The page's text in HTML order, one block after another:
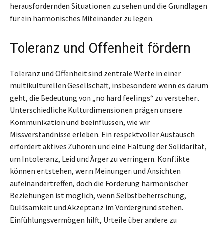
herausfordernden Situationen zu sehen und die Grundlagen
für ein harmonisches Miteinander zu legen.
Toleranz und Offenheit fördern
Toleranz und Offenheit sind zentrale Werte in einer
multikulturellen Gesellschaft, insbesondere wenn es darum
geht, die Bedeutung von „no hard feelings“ zu verstehen.
Unterschiedliche Kulturdimensionen prägen unsere
Kommunikation und beeinflussen, wie wir
Missverständnisse erleben. Ein respektvoller Austausch
erfordert aktives Zuhören und eine Haltung der Solidarität,
um Intoleranz, Leid und Ärger zu verringern. Konflikte
können entstehen, wenn Meinungen und Ansichten
aufeinandertreffen, doch die Förderung harmonischer
Beziehungen ist möglich, wenn Selbstbeherrschung,
Duldsamkeit und Akzeptanz im Vordergrund stehen.
Einfühlungsvermögen hilft, Urteile über andere zu